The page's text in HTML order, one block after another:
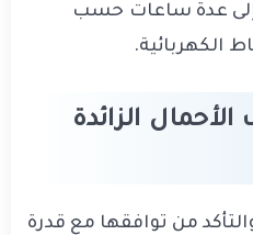
عدة ساعات حسب
الكهربائية.
الزائدة
من توافقها مع قدرة